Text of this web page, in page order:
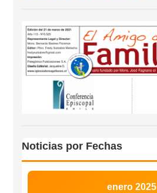
Noticias por Fechas
enero 2025